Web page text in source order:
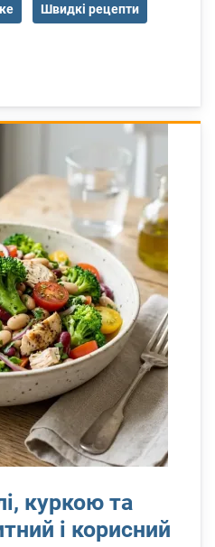
Швидкі рецепти
куркою та
і корисний